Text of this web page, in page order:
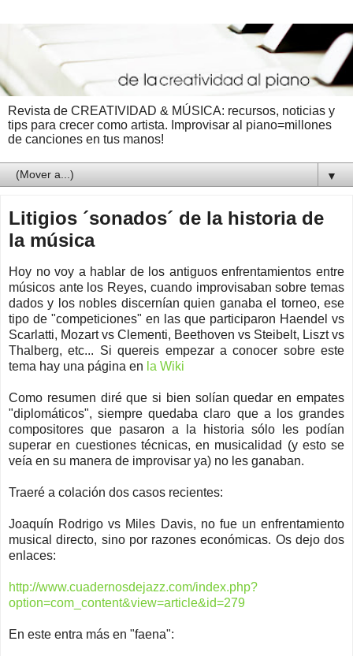
Revista de CREATIVIDAD & MÚSICA: recursos, noticias y
tips para crecer como artista. Improvisar al piano=millones
de canciones en tus manos!
▼
Litigios ´sonados´ de la historia de
la música
Hoy no voy a hablar de los antiguos enfrentamientos entre
músicos ante los Reyes, cuando improvisaban sobre temas
dados y los nobles discernían quien ganaba el torneo, ese
tipo de "competiciones" en las que participaron Haendel vs
Scarlatti, Mozart vs Clementi, Beethoven vs Steibelt, Liszt vs
Thalberg, etc... Si quereis empezar a conocer sobre este
tema hay una página en la Wiki
Como resumen diré que si bien solían quedar en empates
"diplomáticos", siempre quedaba claro que a los grandes
compositores que pasaron a la historia sólo les podían
superar en cuestiones técnicas, en musicalidad (y esto se
veía en su manera de improvisar ya) no les ganaban.
Traeré a colación dos casos recientes:
Joaquín Rodrigo vs Miles Davis, no fue un enfrentamiento
musical directo, sino por razones económicas. Os dejo dos
enlaces:
http://www.cuadernosdejazz.com/index.php?
option=com_content&view=article&id=279
En este entra más en "faena":